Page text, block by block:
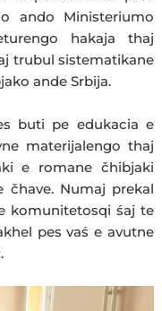
ando Ministeriumo
hakaja thaj
trubul sistematikane
ande Srbija.
buti pe edukacia e
materijalengo thaj
e romane čhibjaki
Numaj prekal
komunitetosqi śaj te
pes vaś e avutne